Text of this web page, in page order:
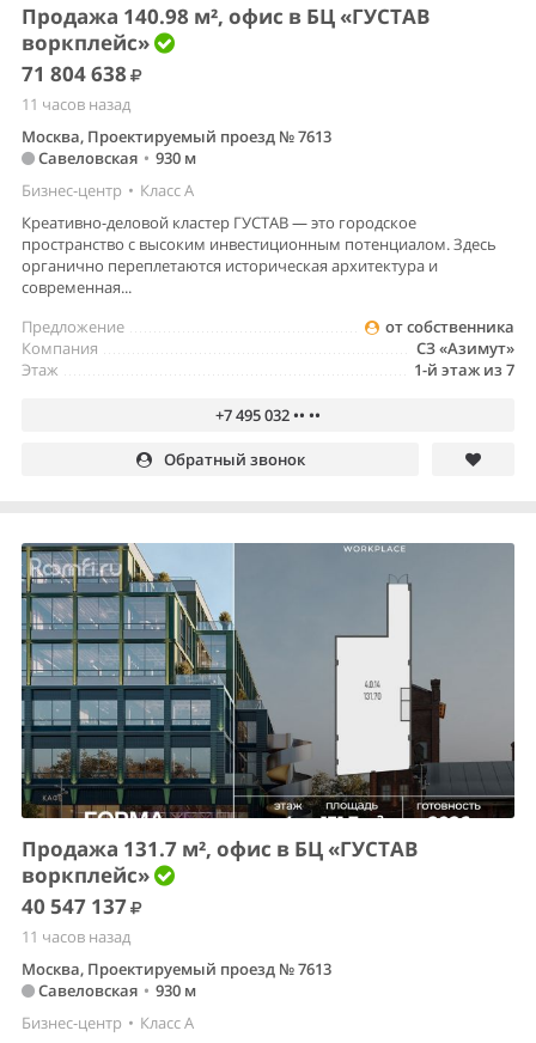
Продажа 140.98 м², офис в БЦ «ГУСТАВ
воркплейс»
71 804 638
11 часов назад
Москва, Проектируемый проезд № 7613
Савеловская • 930 м
Бизнес-центр • Класс A
Креативно-деловой кластер ГУСТАВ — это городское
пространство с высоким инвестиционным потенциалом. Здесь
органично переплетаются историческая архитектура и
современная...
от собственника
Предложение
СЗ «Азимут»
Компания
1-й этаж из 7
Этаж
+7 495 032 •• ••
Обратный звонок
Продажа 131.7 м², офис в БЦ «ГУСТАВ
воркплейс»
40 547 137
11 часов назад
Москва, Проектируемый проезд № 7613
Савеловская • 930 м
Бизнес-центр • Класс A